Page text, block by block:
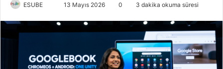
ESUBE
p
13 Mayıs 2026 0 3 dakika okuma süresi